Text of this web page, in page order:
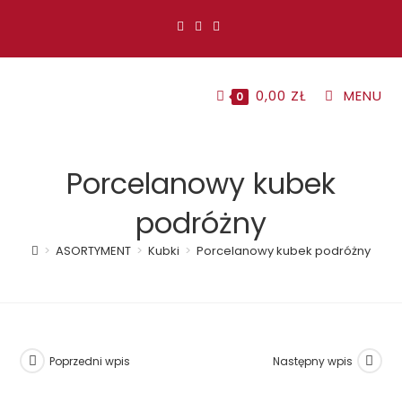
0 0,00 ZŁ MENU
Porcelanowy kubek
podróżny
> ASORTYMENT > Kubki > Porcelanowy kubek podróżny
Poprzedni wpis Następny wpis